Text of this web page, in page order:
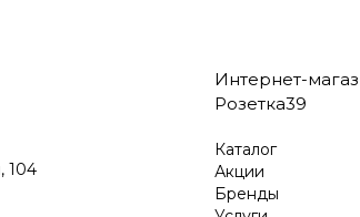
104
Интернет-
Розетка39
Каталог
Акции
Бренды